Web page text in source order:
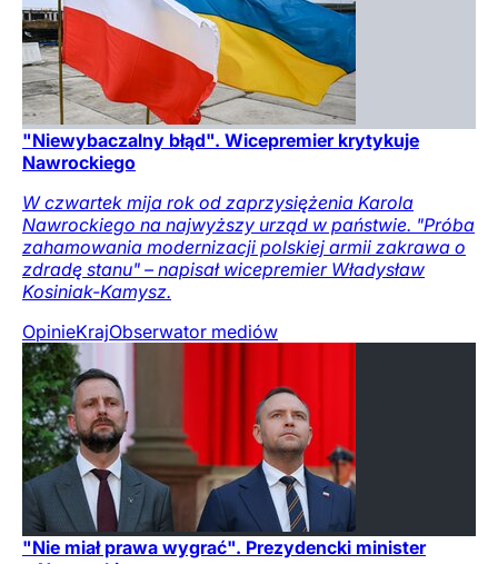
"Niewybaczalny błąd". Wicepremier krytykuje
Nawrockiego
W czwartek mija rok od zaprzysiężenia Karola
Nawrockiego na najwyższy urząd w państwie. "Próba
zahamowania modernizacji polskiej armii zakrawa o
zdradę stanu" – napisał wicepremier Władysław
Kosiniak-Kamysz.
OpinieKrajObserwator mediów
"Nie miał prawa wygrać". Prezydencki minister